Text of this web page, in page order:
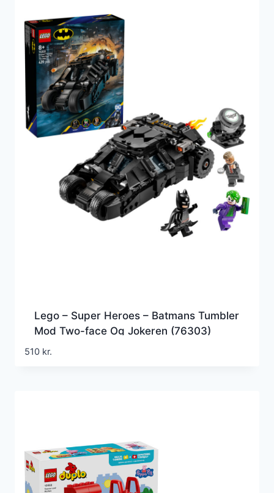
Lego – Super Heroes – Batmans Tumbler
Mod Two-face Og Jokeren (76303)
510 kr.